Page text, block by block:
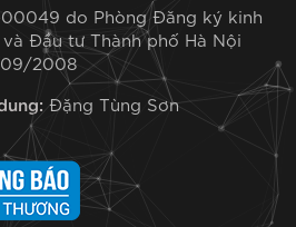
do Phòng Đăng ký kinh
Đầu tư Thành phố Hà Nội
09/2008
Đặng Tùng Sơn
tuân
lý